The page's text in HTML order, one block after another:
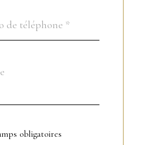
obligatoires